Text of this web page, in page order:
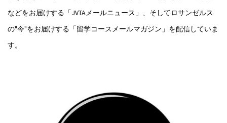
などをお届けする「JVTAメールニュース」、そしてロサンゼルス
の"今"をお届けする「留学コースメールマガジン」を配信していま
す。